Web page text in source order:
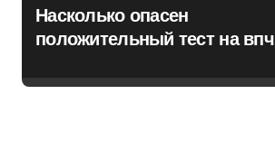
Насколько опасен
положительный тест на впч